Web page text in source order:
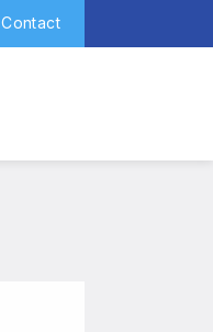
Contact